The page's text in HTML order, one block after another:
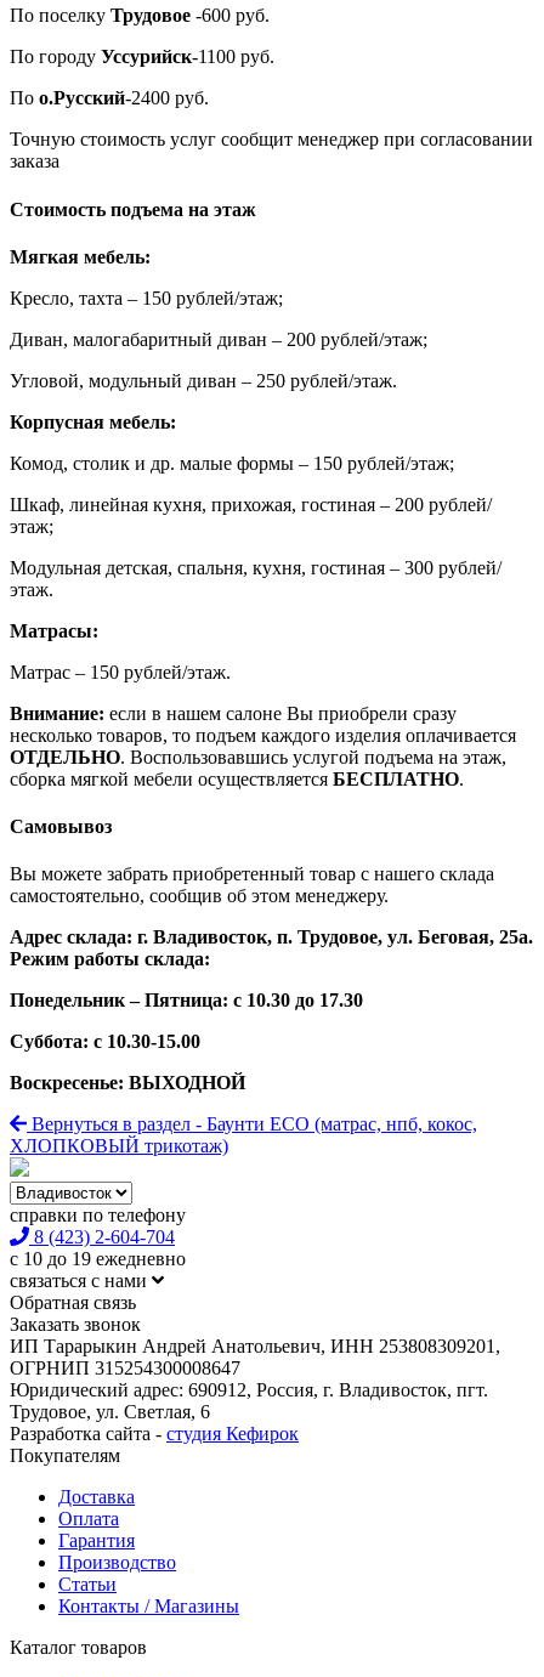
По поселку Трудовое -600 руб.
По городу Уссурийск-1100 руб.
По о.Русский-2400 руб.
Точную стоимость услуг сообщит менеджер при согласовании
заказа
Стоимость подъема на этаж
Мягкая мебель:
Кресло, тахта – 150 рублей/этаж;
Диван, малогабаритный диван – 200 рублей/этаж;
Угловой, модульный диван – 250 рублей/этаж.
Корпусная мебель:
Комод, столик и др. малые формы – 150 рублей/этаж;
Шкаф, линейная кухня, прихожая, гостиная – 200 рублей/
этаж;
Модульная детская, спальня, кухня, гостиная – 300 рублей/
этаж.
Матрасы:
Матрас – 150 рублей/этаж.
Внимание: если в нашем салоне Вы приобрели сразу
несколько товаров, то подъем каждого изделия оплачивается
ОТДЕЛЬНО. Воспользовавшись услугой подъема на этаж,
сборка мягкой мебели осуществляется БЕСПЛАТНО.
Самовывоз
Вы можете забрать приобретенный товар с нашего склада
самостоятельно, сообщив об этом менеджеру.
Адрес склада: г. Владивосток, п. Трудовое, ул. Беговая, 25а.
Режим работы склада:
Понедельник – Пятница: с 10.30 до 17.30
Суббота: с 10.30-15.00
Воскресенье: ВЫХОДНОЙ
Вернуться в раздел - Баунти ECO (матрас, нпб, кокос,
ХЛОПКОВЫЙ трикотаж)
справки по телефону
8 (423) 2-604-704
с 10 до 19 ежедневно
связаться с нами
Обратная связь
Заказать звонок
ИП Тарарыкин Андрей Анатольевич, ИНН 253808309201,
ОГРНИП 315254300008647
Юридический адрес: 690912, Россия, г. Владивосток, пгт.
Трудовое, ул. Светлая, 6
Разработка сайта - студия Кефирок
Покупателям
Доставка
Оплата
Гарантия
Производство
Статьи
Контакты / Магазины
Каталог товаров